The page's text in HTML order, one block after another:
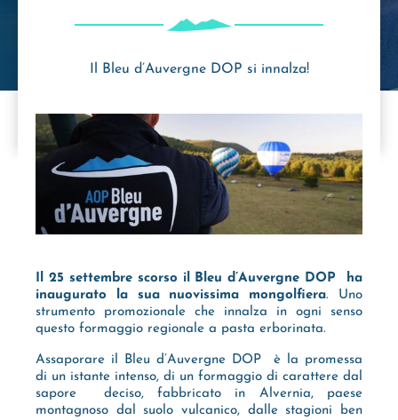
Il Bleu d’Auvergne DOP si innalza!
Il 25 settembre scorso il Bleu d’Auvergne DOP ha
inaugurato la sua nuovissima mongolfiera. Uno
strumento promozionale che innalza in ogni senso
questo formaggio regionale a pasta erborinata.
Assaporare il Bleu d’Auvergne DOP è la promessa
di un istante intenso, di un formaggio di carattere dal
sapore deciso, fabbricato in Alvernia, paese
montagnoso dal suolo vulcanico, dalle stagioni ben